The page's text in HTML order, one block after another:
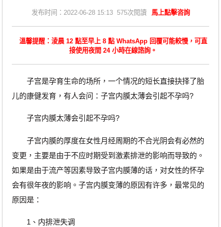
发布时间：2022-06-28 15:13 575次閱讀 馬上點擊咨詢
溫馨提醒：淩晨 12 點至早上 8 點 WhatsApp 回覆可能較慢，可直
接使用夜間 24 小時在線諮詢。
子宫是孕育生命的场所，一个情况的短长直接抉择了胎
儿的康健发育，有人会问：子宫内膜太薄会引起不孕吗?
子宫内膜太薄会引起不孕吗?
子宫内膜的厚度在女性月经周期的不合光阴会有必然的
变更，主要是由于不应时期受到激素排泄的影响而导致的。
如果是由于流产等因素导致子宫内膜薄的话，对女性的怀孕
会有很年夜的影响。子宫内膜变薄的原因有许多，最常见的
原因是：
1、内排泄失调